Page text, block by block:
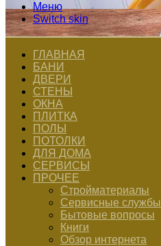
Меню
Switch skin
ГЛАВНАЯ
БАНИ
ДВЕРИ
СТЕНЫ
ОКНА
ПЛИТКА
ПОЛЫ
ПОТОЛКИ
ДЛЯ ДОМА
СЕРВИСЫ
ПРОЧЕЕ
Стройматериалы
Сервисные службы
Бытовые вопросы
Книги
Обзор интернета